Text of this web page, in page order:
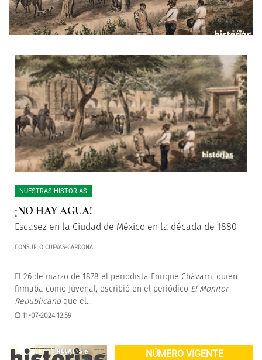
NUESTRAS HISTORIAS
¡NO HAY AGUA!
Escasez en la Ciudad de México en la década de 1880
CONSUELO CUEVAS-CARDONA
El 26 de marzo de 1878 el periodista Enrique Chávarri, quien
firmaba como Juvenal, escribió en el periódico El Monitor
Republicanoque el...
11-07-2024 12:59
NÚMERO VIGENTE